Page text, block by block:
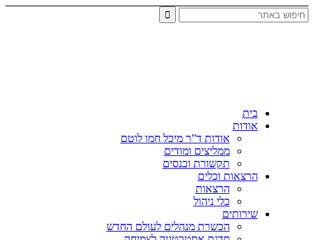
בית
אודות
אודות ד”ר מיכל חמו לוטם
ממליצים ומודים
תקשורת וכנסים
הרצאות וכלים
הרצאות
כלי ניהול
שירותים
הכשרת מנהלים לעולם החדש